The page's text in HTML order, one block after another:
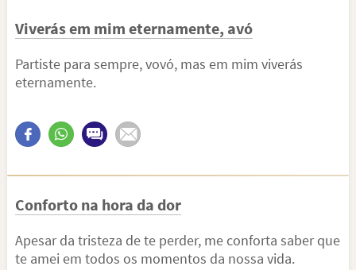
Viverás em mim eternamente, avó
Partiste para sempre, vovó, mas em mim viverás
eternamente.
Conforto na hora da dor
Apesar da tristeza de te perder, me conforta saber que
te amei em todos os momentos da nossa vida.